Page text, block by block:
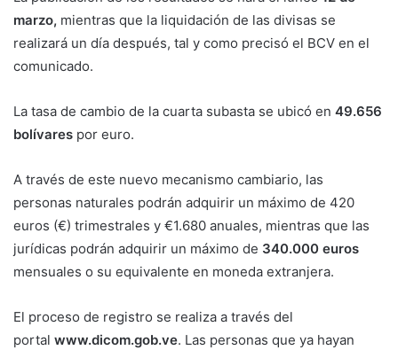
marzo, mientras que la liquidación de las divisas se
realizará un día después, tal y como precisó el BCV en el
comunicado.
La tasa de cambio de la cuarta subasta se ubicó en 49.656
bolívares por euro.
A través de este nuevo mecanismo cambiario, las
personas naturales podrán adquirir un máximo de 420
euros (€) trimestrales y €1.680 anuales, mientras que las
jurídicas podrán adquirir un máximo de 340.000 euros
mensuales o su equivalente en moneda extranjera.
El proceso de registro se realiza a través del
portal www.dicom.gob.ve. Las personas que ya hayan